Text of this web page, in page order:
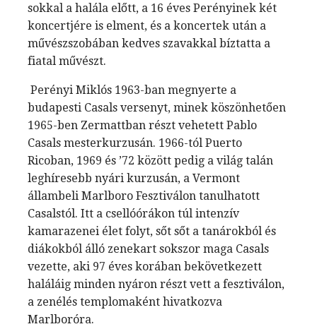
sokkal a halála előtt, a 16 éves Perényinek két
koncertjére is elment, és a koncertek után a
művészszobában kedves szavakkal bíztatta a
fiatal művészt.
Perényi Miklós 1963-ban megnyerte a
budapesti Casals versenyt, minek köszönhetően
1965-ben Zermattban részt vehetett Pablo
Casals mesterkurzusán. 1966-tól Puerto
Ricoban, 1969 és ’72 között pedig a világ talán
leghíresebb nyári kurzusán, a Vermont
állambeli Marlboro Fesztiválon tanulhatott
Casalstól. Itt a csellóórákon túl intenzív
kamarazenei élet folyt, sőt sőt a tanárokból és
diákokból álló zenekart sokszor maga Casals
vezette, aki 97 éves korában bekövetkezett
haláláig minden nyáron részt vett a fesztiválon,
a zenélés templomaként hivatkozva
Marlboróra.